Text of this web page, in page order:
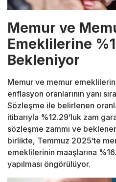
Memur ve
Emeklilerine
Bekleniyor
Memur ve memur
enflasyon oranlarının yanı
Sözleşme ile belirlenen
itibarıyla %12.29’luk zam
sözleşme zammı ve
birlikte, Temmuz 2025’te
emeklilerinin maaşlarına
yapılması öngörülüyor.